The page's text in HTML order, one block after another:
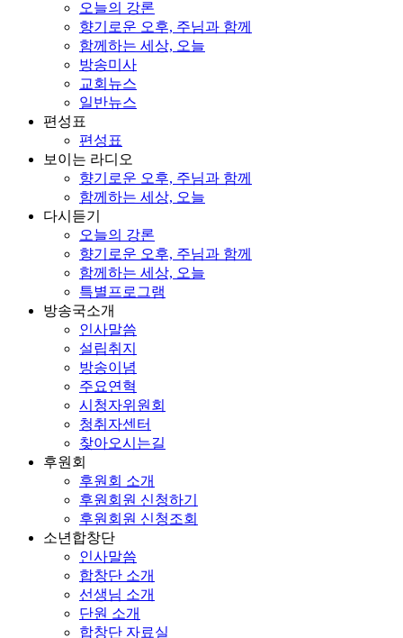
오늘의 강론
향기로운 오후, 주님과 함께
함께하는 세상, 오늘
방송미사
교회뉴스
일반뉴스
편성표
편성표
보이는 라디오
향기로운 오후, 주님과 함께
함께하는 세상, 오늘
다시듣기
오늘의 강론
향기로운 오후, 주님과 함께
함께하는 세상, 오늘
특별프로그램
방송국소개
인사말씀
설립취지
방송이념
주요연혁
시청자위원회
청취자센터
찾아오시는길
후원회
후원회 소개
후원회원 신청하기
후원회원 신청조회
소년합창단
인사말씀
합창단 소개
선생님 소개
단원 소개
합창단 자료실